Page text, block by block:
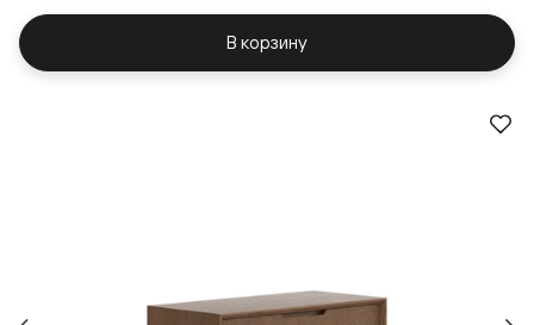
В корзину